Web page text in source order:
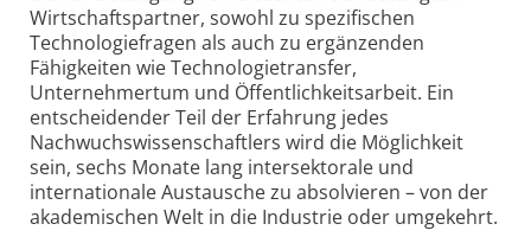
Wirtschaftspartner, sowohl zu spezifischen
Technologie­fragen als auch zu ergänzenden
Fähigkeiten wie Technologietransfer,
Unternehmertum und Öffentlichkeitsarbeit. Ein
entscheidender Teil der Erfahrung jedes
Nachwuchs­wissenschaftlers wird die Möglichkeit
sein, sechs Monate lang inter­sektorale und
internationale Austausche zu absolvieren – von der
akademischen Welt in die Industrie oder umgekehrt.